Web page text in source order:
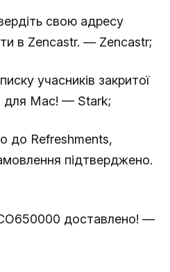
свою адресу
в Zencastr. — Zencastr;
учасників закритої
для Mac! — Stark;
до Refreshments,
підтверджено.
доставлено! —